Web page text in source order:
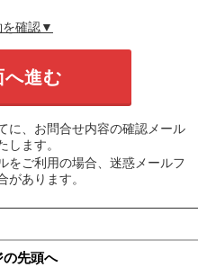
確認▼
に、お問合せ内容の確認メール
します。
をご利用の場合、迷惑メールフ
があります。
の先頭へ